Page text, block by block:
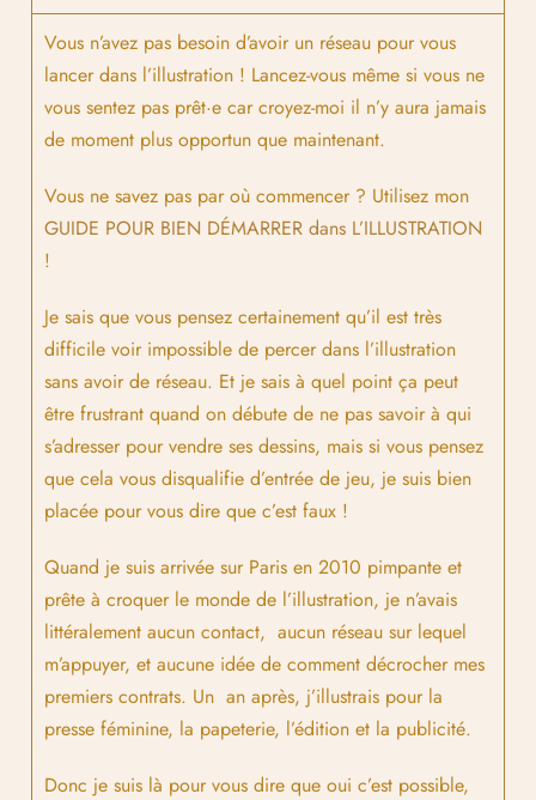
Vous n’avez pas besoin d’avoir un réseau pour vous
lancer dans l’illustration ! Lancez-vous même si vous ne
vous sentez pas prêt·e car croyez-moi il n’y aura jamais
de moment plus opportun que maintenant.
Vous ne savez pas par où commencer ? Utilisez mon
GUIDE POUR BIEN DÉMARRER dans L’ILLUSTRATION
!
Je sais que vous pensez certainement qu’il est très
difficile voir impossible de percer dans l’illustration
sans avoir de réseau. Et je sais à quel point ça peut
être frustrant quand on débute de ne pas savoir à qui
s’adresser pour vendre ses dessins, mais si vous pensez
que cela vous disqualifie d’entrée de jeu, je suis bien
placée pour vous dire que c’est faux !
Quand je suis arrivée sur Paris en 2010 pimpante et
prête à croquer le monde de l’illustration, je n’avais
littéralement aucun contact, aucun réseau sur lequel
m’appuyer, et aucune idée de comment décrocher mes
premiers contrats. Un an après, j’illustrais pour la
presse féminine, la papeterie, l’édition et la publicité.
Donc je suis là pour vous dire que oui c’est possible,